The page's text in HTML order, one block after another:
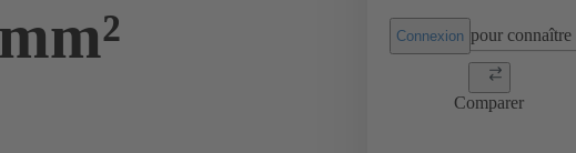
Connexion pour
Comparer